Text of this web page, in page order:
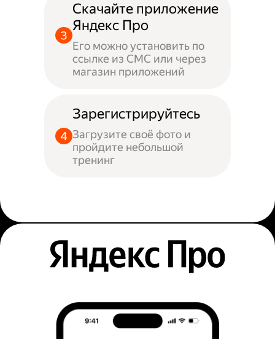
Скачайте приложение
Яндекс Про
Его можно установить по
ссылке из СМС или через
магазин приложений
Зарегистрируйтесь
Загрузите своё фото и
пройдите небольшой
тренинг